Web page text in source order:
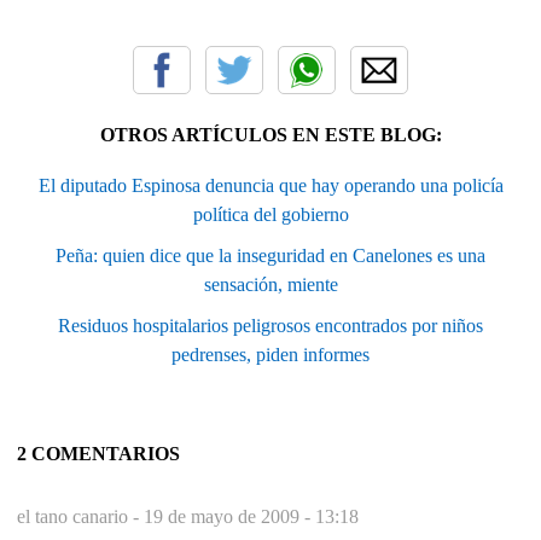
OTROS ARTÍCULOS EN ESTE BLOG:
El diputado Espinosa denuncia que hay operando una policía
política del gobierno
Peña: quien dice que la inseguridad en Canelones es una
sensación, miente
Residuos hospitalarios peligrosos encontrados por niños
pedrenses, piden informes
2 COMENTARIOS
el tano canario - 19 de mayo de 2009 - 13:18